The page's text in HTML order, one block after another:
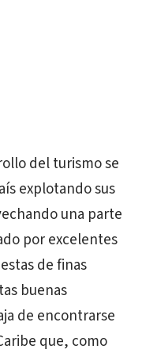
del turismo se
explotando sus
una parte
por excelentes
de finas
buenas
de encontrarse
que, como